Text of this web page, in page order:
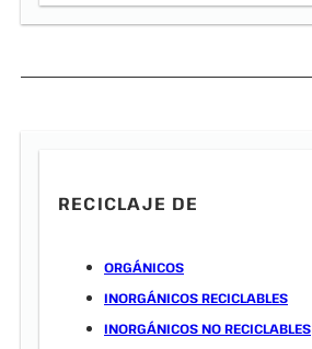
RECICLAJE DE
ORGÁNICOS
INORGÁNICOS RECICLABLES
INORGÁNICOS NO RECICLABLES